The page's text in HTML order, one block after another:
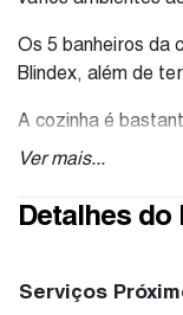
Os 5 banheiros da
Blindex, além de
A cozinha é
A área de lazer
piscina é integrada
quem aprecia bons
Ver mais...
Detalhes do
Serviços